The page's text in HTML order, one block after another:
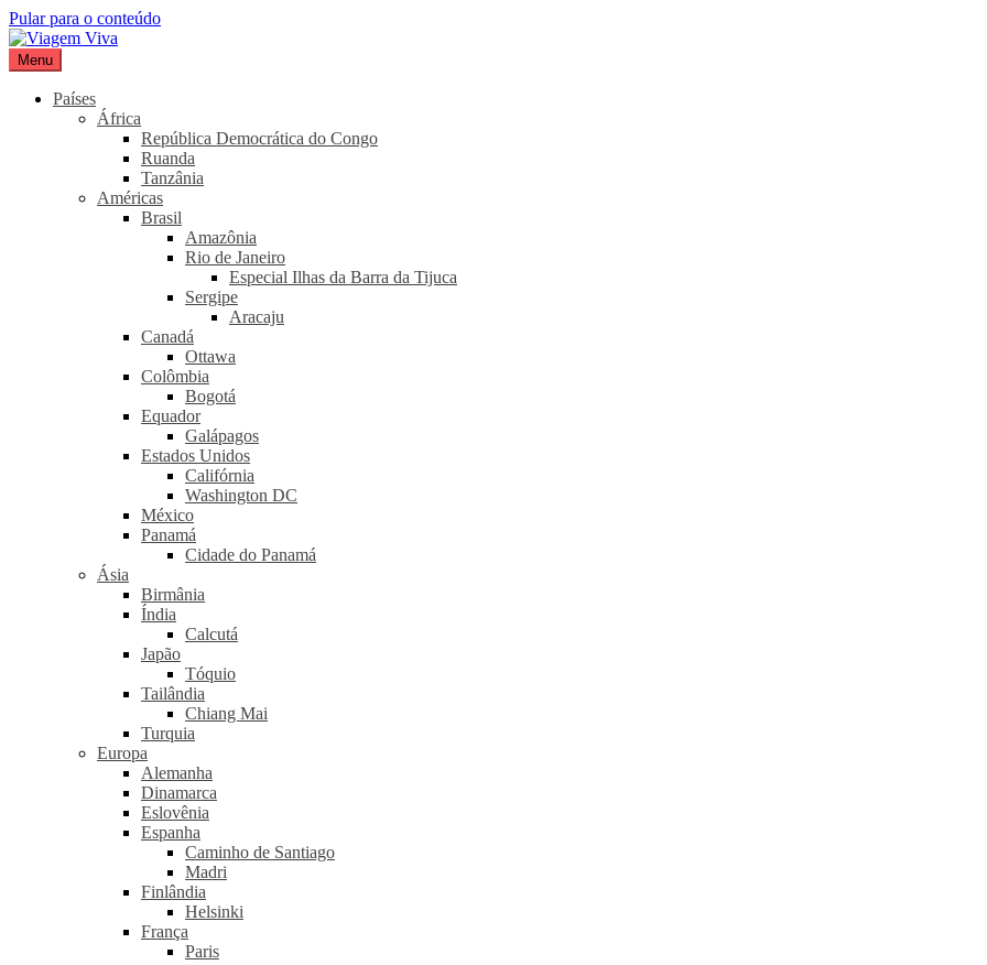
Pular para o conteúdo
Viagem Viva
Seu portal de turismo sustentável
Menu
Países
África
República Democrática do Congo
Ruanda
Tanzânia
Américas
Brasil
Amazônia
Rio de Janeiro
Especial Ilhas da Barra da Tijuca
Sergipe
Aracaju
Canadá
Ottawa
Colômbia
Bogotá
Equador
Galápagos
Estados Unidos
Califórnia
Washington DC
México
Panamá
Cidade do Panamá
Ásia
Birmânia
Índia
Calcutá
Japão
Tóquio
Tailândia
Chiang Mai
Turquia
Europa
Alemanha
Dinamarca
Eslovênia
Espanha
Caminho de Santiago
Madri
Finlândia
Helsinki
França
Paris